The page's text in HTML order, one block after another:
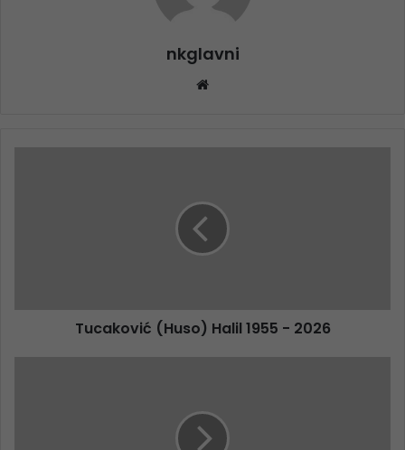
nkglavni
Tucaković (Huso) Halil 1955 - 2026